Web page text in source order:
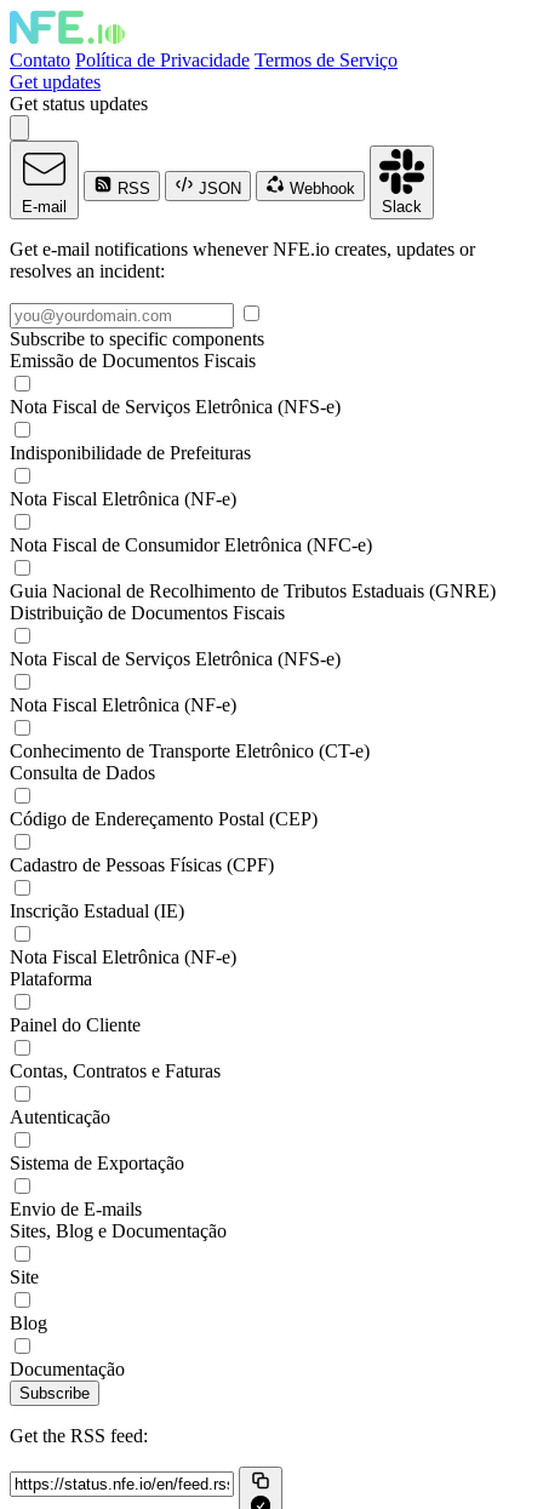
Contato Política de Privacidade Termos de Serviço
Get updates
Get status updates
E-mail
RSS JSON
Webhook
Slack
Get e-mail notifications whenever NFE.io creates, updates or
resolves an incident:
Subscribe to specific components
Emissão de Documentos Fiscais
Nota Fiscal de Serviços Eletrônica (NFS-e)
Indisponibilidade de Prefeituras
Nota Fiscal Eletrônica (NF-e)
Nota Fiscal de Consumidor Eletrônica (NFC-e)
Guia Nacional de Recolhimento de Tributos Estaduais (GNRE)
Distribuição de Documentos Fiscais
Nota Fiscal de Serviços Eletrônica (NFS-e)
Nota Fiscal Eletrônica (NF-e)
Conhecimento de Transporte Eletrônico (CT-e)
Consulta de Dados
Código de Endereçamento Postal (CEP)
Cadastro de Pessoas Físicas (CPF)
Inscrição Estadual (IE)
Nota Fiscal Eletrônica (NF-e)
Plataforma
Painel do Cliente
Contas, Contratos e Faturas
Autenticação
Sistema de Exportação
Envio de E-mails
Sites, Blog e Documentação
Site
Blog
Documentação
Subscribe
Get the RSS feed: